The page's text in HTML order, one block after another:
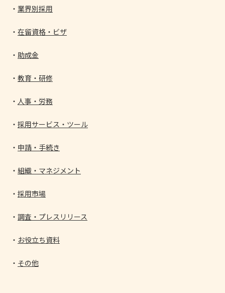
業界別採用
在留資格・ビザ
助成金
教育・研修
人事・労務
採用サービス・ツール
申請・手続き
組織・マネジメント
採用市場
調査・プレスリリース
お役立ち資料
その他